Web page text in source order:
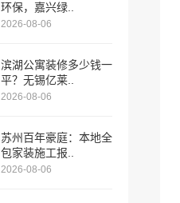
环保，嘉兴绿..
2026-08-06
滨湖公寓装修多少钱一
平？无锡亿莱..
2026-08-06
苏州百年豪庭：本地全
包家装施工报..
2026-08-06